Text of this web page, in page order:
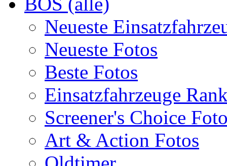
Neueste
Neueste Fotos
Beste Fotos
Einsatzfahrzeuge
Screener's Choice
Art & Action Fotos